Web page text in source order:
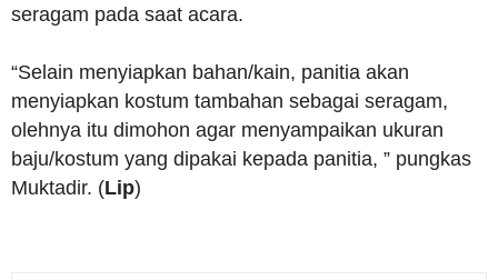
seragam pada saat acara.
“Selain menyiapkan bahan/kain, panitia akan
menyiapkan kostum tambahan sebagai seragam,
olehnya itu dimohon agar menyampaikan ukuran
baju/kostum yang dipakai kepada panitia, ” pungkas
Muktadir. (Lip)